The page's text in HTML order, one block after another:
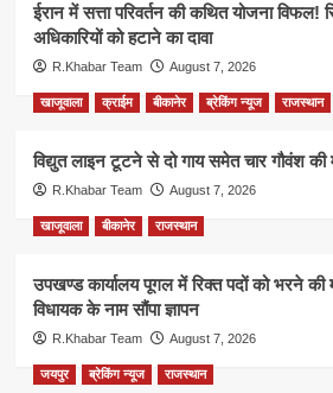
ईरान में सत्ता परिवर्तन की कथित योजना विफल!
अधिकारियों को हटाने का दावा
R.Khabar Team August 7, 2026
खाजूवाला क्राईम बीकानेर ब्रेकिंग न्यूज राजस्थान
विद्युत लाइन टूटने से दो गाय समेत चार गौवंश की
R.Khabar Team August 7, 2026
खाजूवाला बीकानेर राजस्थान
उपखण्ड कार्यालय पूगल में रिक्त पदों को भरने की
विधायक के नाम सौंपा ज्ञापन
R.Khabar Team August 7, 2026
जयपुर ब्रेकिंग न्यूज राजस्थान